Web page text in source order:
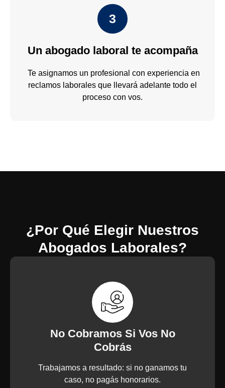
3
Un abogado laboral te acompaña
Te asignamos un profesional con experiencia en
reclamos laborales que llevará adelante todo el
proceso con vos.
¿Por Qué Elegir Nuestros
Abogados Laborales?
No Cobramos Si Vos No
Cobrás
Trabajamos a resultado: si no ganamos tu
caso, no pagás honorarios.